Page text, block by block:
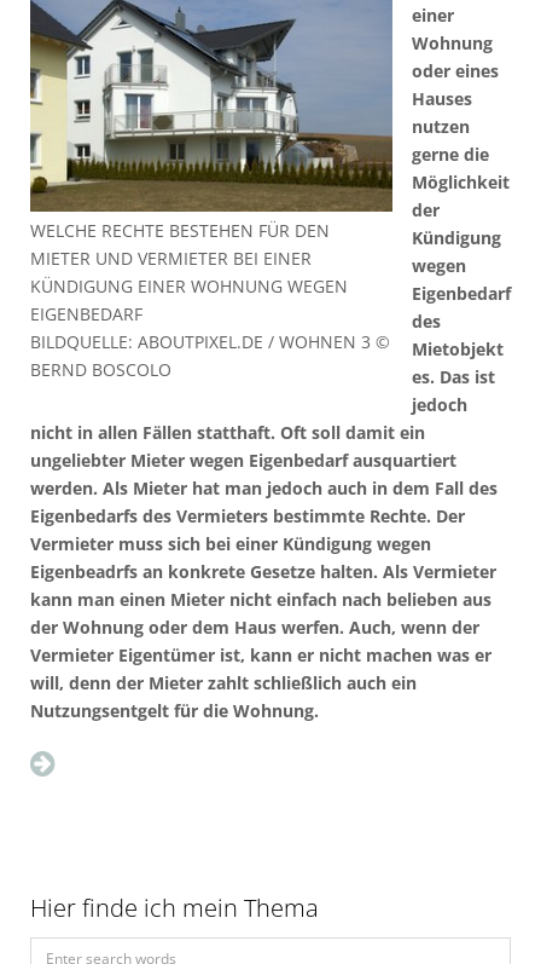
WELCHE RECHTE BESTEHEN FÜR DEN
MIETER UND VERMIETER BEI EINER
KÜNDIGUNG EINER WOHNUNG WEGEN
EIGENBEDARF
BILDQUELLE: ABOUTPIXEL.DE / WOHNEN 3 ©
BERND BOSCOLO
einer
Wohnung
oder eines
Hauses
nutzen
gerne die
Möglichkeit
der
Kündigung
wegen
Eigenbedarf
des
Mietobjekt
es. Das ist
jedoch
nicht in allen Fällen statthaft. Oft soll damit ein
ungeliebter Mieter wegen Eigenbedarf ausquartiert
werden. Als Mieter hat man jedoch auch in dem Fall des
Eigenbedarfs des Vermieters bestimmte Rechte. Der
Vermieter muss sich bei einer Kündigung wegen
Eigenbeadrfs an konkrete Gesetze halten. Als Vermieter
kann man einen Mieter nicht einfach nach belieben aus
der Wohnung oder dem Haus werfen. Auch, wenn der
Vermieter Eigentümer ist, kann er nicht machen was er
will, denn der Mieter zahlt schließlich auch ein
Nutzungsentgelt für die Wohnung.
Hier finde ich mein Thema